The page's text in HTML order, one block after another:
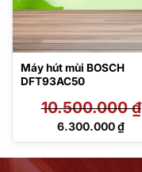
Máy hút mùi BOSCH
DFT93AC50
10.500.000₫
Giá
6.300.000₫
Giá